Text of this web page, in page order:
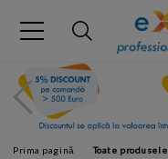
Prima pagină Toate produsele